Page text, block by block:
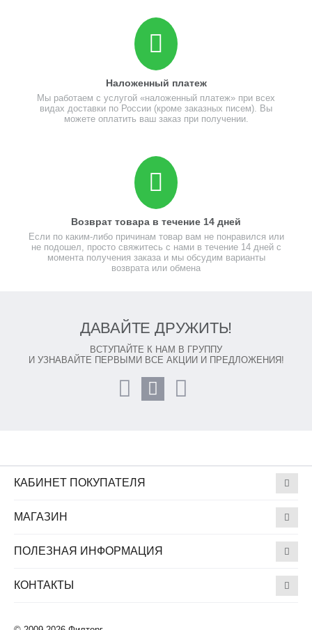
Наложенный платеж
Мы работаем с услугой «наложенный платеж» при всех
видах доставки по России (кроме заказных писем). Вы
можете оплатить ваш заказ при получении.
Возврат товара в течение 14 дней
Если по каким-либо причинам товар вам не понравился или
не подошел, просто свяжитесь с нами в течение 14 дней с
момента получения заказа и мы обсудим варианты
возврата или обмена
ДАВАЙТЕ ДРУЖИТЬ!
ВСТУПАЙТЕ К НАМ В ГРУППУ
И УЗНАВАЙТЕ ПЕРВЫМИ ВСЕ АКЦИИ И ПРЕДЛОЖЕНИЯ!
КАБИНЕТ ПОКУПАТЕЛЯ
МАГАЗИН
ПОЛЕЗНАЯ ИНФОРМАЦИЯ
КОНТАКТЫ